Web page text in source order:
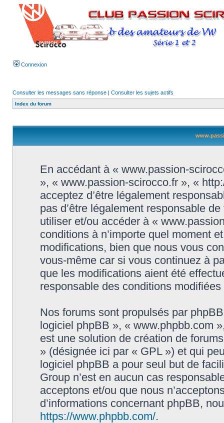
Connexion
Consulter les messages sans réponse | Consulter les sujets actifs
Index du forum
En accédant à « www.passion-
», « www.passion-scirocco.fr », «
acceptez d’être légalement
pas d’être légalement responsable
utiliser et/ou accéder à «
conditions à n’importe quel moment
modifications, bien que nous vous
vous-même car si vous continuez à
que les modifications aient été
responsable des conditions
Nos forums sont propulsés par
logiciel phpBB », « www.phpbb.com
est une solution de création de
» (désignée ici par « GPL ») et qui
logiciel phpBB a pour seul but de
Group n’est en aucun cas
acceptons et/ou que nous
d’informations concernant phpBB,
https://www.phpbb.com/.